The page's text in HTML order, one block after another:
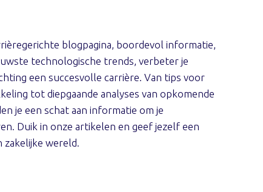
blogpagina, boordevol informatie,
technologische trends, verbeter je
een succesvolle carrière. Van tips voor
tot diepgaande analyses van opkomende
je een schat aan informatie om je
Duik in onze artikelen en geef jezelf een
zakelijke wereld.